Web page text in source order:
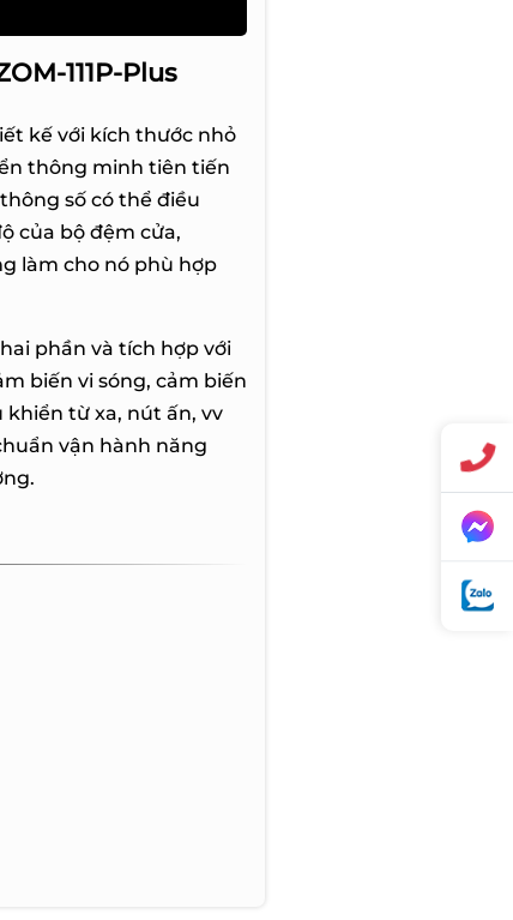
111P-Plus
kế với kích thước nhỏ
thông minh tiên tiến
số có thể điều
của bộ đệm cửa,
làm cho nó phù hợp
phần và tích hợp với
biến vi sóng, cảm biến
khiển từ xa, nút ấn, vv
vận hành năng